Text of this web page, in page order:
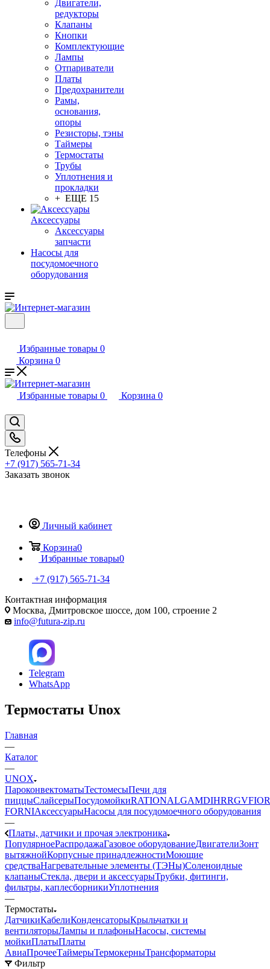
Двигатели,
редукторы
Клапаны
Кнопки
Комплектующие
Лампы
Отпариватели
Платы
Предохранители
Рамы,
основания,
опоры
Резисторы, тэны
Таймеры
Термостаты
Трубы
Уплотнения и
прокладки
+ ЕЩЕ 15
Аксессуары
Аксессуары
запчасти
Насосы для
посудомоечного
оборудования
Избранные товары 0
Корзина 0
Избранные товары 0 Корзина 0
Телефоны
+7 (917) 565-71-34
Заказать звонок
Личный кабинет
Корзина0
Избранные товары0
+7 (917) 565-71-34
Контактная информация
Москва, Дмитровское шоссе, дом 100, строение 2
info@futura-zip.ru
Telegram
WhatsApp
Термостаты Unox
Главная
—
Каталог
—
UNOX
ПароконвектоматыТестомесыПечи для
пиццыСлайсерыПосудомойкиRATIONALGAMDIHRRGV
FORNIАксессуарыНасосы для посудомоечного оборудования
—
Платы, датчики и прочая электроника
ПопулярноеРаспродажаГазовое оборудованиеДвигателиЗонт
вытяжнойКорпусные принадлежностиМоющие
средстваНагревательные элементы (ТЭНы)Соленоидные
клапаныСтекла, двери и аксессуарыТрубки, фитинги,
фильтры, каплесборникиУплотнения
—
Термостаты
ДатчикиКабелиКонденсаторыКрыльчатки и
вентиляторыЛампы и плафоныНасосы, системы
мойкиПлатыПлаты
АвиаПрочееТаймерыТермокерныТрансформаторы
Фильтр